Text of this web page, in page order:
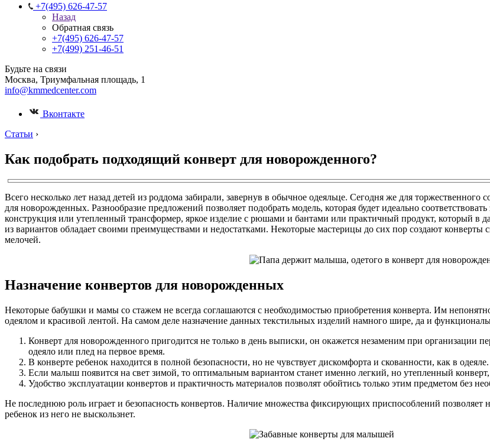
+7(495) 626-47-57
Назад
Обратная связь
+7(495) 626-47-57
+7(499) 251-46-51
Будьте на связи
Москва, Триумфальная площадь, 1
info@kmmedcenter.com
Вконтакте
Статьи ›
Как подобрать подходящий конверт для новорожденного?
Всего несколько лет назад детей из роддома забирали, завернув в обычное одеяльце. Сегодня же для
для новорожденных. Разнообразие предложений позволяет подобрать модель, которая будет идеально
конструкция или утепленный трансформер, яркое изделие с рюшами и бантами или практичный продукт, который
из вариантов обладает своими преимуществами и недостатками. Некоторые мастерицы до сих пор создают конверты
мелочей.
Назначение конвертов для новорожденных
Некоторые бабушки и мамы со стажем не всегда соглашаются с необходимостью приобретения конверта. Им
одеялом и красивой лентой. На самом деле назначение данных текстильных изделий намного шире, да и
Конверт для новорожденного пригодится не только в день выписки, он окажется незаменим при организации
одеяло или плед на первое время.
В конверте ребенок находится в полной безопасности, но не чувствует дискомфорта и скованности, как в одеяле.
Если малыш появится на свет зимой, то оптимальным вариантом станет именно легкий, но утепленный конверт,
Удобство эксплуатации конвертов и практичность материалов позволят обойтись только этим предметом без
Не последнюю роль играет и безопасность конвертов. Наличие множества фиксирующих приспособлений
ребенок из него не выскользнет.